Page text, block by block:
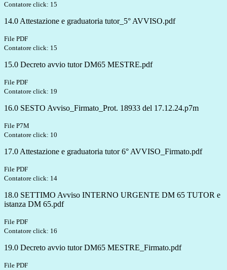
Contatore click: 15
14.0 Attestazione e graduatoria tutor_5° AVVISO.pdf
File PDF
Contatore click: 15
15.0 Decreto avvio tutor DM65 MESTRE.pdf
File PDF
Contatore click: 19
16.0 SESTO Avviso_Firmato_Prot. 18933 del 17.12.24.p7m
File P7M
Contatore click: 10
17.0 Attestazione e graduatoria tutor 6° AVVISO_Firmato.pdf
File PDF
Contatore click: 14
18.0 SETTIMO Avviso INTERNO URGENTE DM 65 TUTOR e
istanza DM 65.pdf
File PDF
Contatore click: 16
19.0 Decreto avvio tutor DM65 MESTRE_Firmato.pdf
File PDF